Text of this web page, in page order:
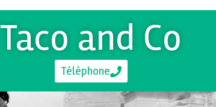
Taco and Co
Téléphone